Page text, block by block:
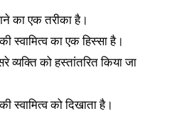
का एक तरीका है।
स्वामित्व का एक हिस्सा है।
व्यक्ति को हस्तांतरित किया जा
स्वामित्व को दिखाता है।